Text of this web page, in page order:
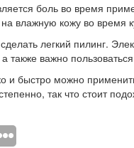
боль во время
влажную кожу во время
легкий пилинг.
важно
и быстро можно
так что стоит